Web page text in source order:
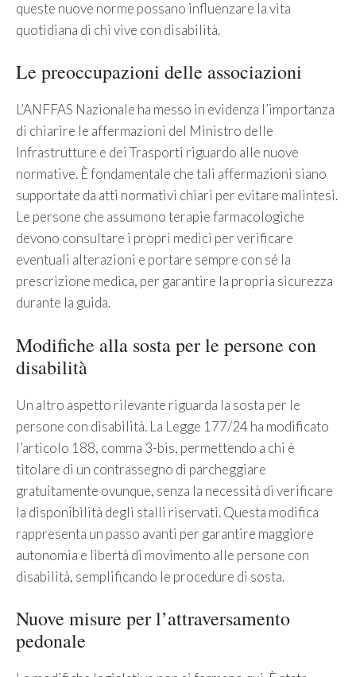
queste nuove norme possano influenzare la vita
quotidiana di chi vive con disabilità.
Le preoccupazioni delle associazioni
L’ANFFAS Nazionale ha messo in evidenza l’importanza
di chiarire le affermazioni del Ministro delle
Infrastrutture e dei Trasporti riguardo alle nuove
normative. È fondamentale che tali affermazioni siano
supportate da atti normativi chiari per evitare malintesi.
Le persone che assumono terapie farmacologiche
devono consultare i propri medici per verificare
eventuali alterazioni e portare sempre con sé la
prescrizione medica, per garantire la propria sicurezza
durante la guida.
Modifiche alla sosta per le persone con
disabilità
Un altro aspetto rilevante riguarda la sosta per le
persone con disabilità. La Legge 177/24 ha modificato
l’articolo 188, comma 3-bis, permettendo a chi è
titolare di un contrassegno di parcheggiare
gratuitamente ovunque, senza la necessità di verificare
la disponibilità degli stalli riservati. Questa modifica
rappresenta un passo avanti per garantire maggiore
autonomia e libertà di movimento alle persone con
disabilità, semplificando le procedure di sosta.
Nuove misure per l’attraversamento
pedonale